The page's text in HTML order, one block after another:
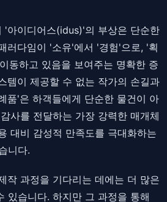
'아이디어스(idus)'의 부상은 단순한
러다임이 '소유'에서 '경험'으로, '획
동하고 있음을 보여주는 명확한 증
템이 제공할 수 없는 작가의 손길과
품'은 하객들에게 단순한 물건이 아
사를 전달하는 가장 강력한 매개체
대비 감성적 만족도를 극대화하는
니다.
작 과정을 기다리는 데에는 더 많은
있습니다. 하지만 그 과정을 통해